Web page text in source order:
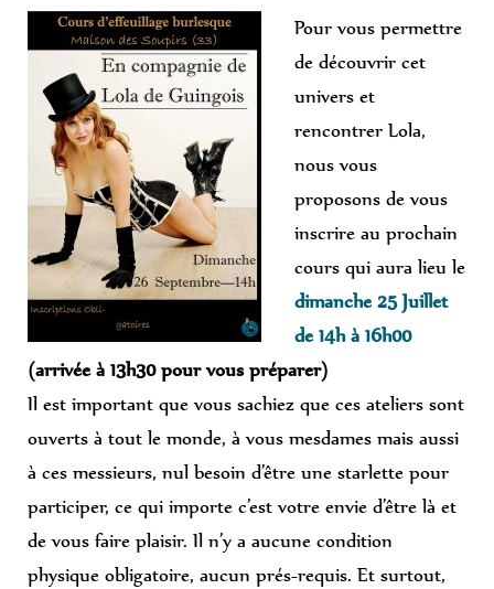
Pour vous permettre
de découvrir cet
univers et
rencontrer Lola,
nous vous
proposons de vous
inscrire au prochain
cours qui aura lieu le
dimanche 25 Juillet
de 14h à 16h00
(arrivée à 13h30 pour vous préparer)
Il est important que vous sachiez que ces ateliers sont
ouverts à tout le monde, à vous mesdames mais aussi
à ces messieurs, nul besoin d’être une starlette pour
participer, ce qui importe c’est votre envie d’être là et
de vous faire plaisir. Il n’y a aucune condition
physique obligatoire, aucun prés-requis. Et surtout,